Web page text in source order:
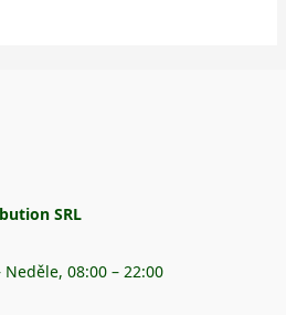
SRL
Neděle, 08:00 – 22:00